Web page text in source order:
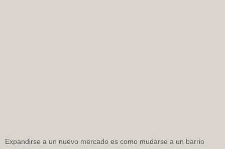
Expandirse a un nuevo mercado es como mudarse a un barrio